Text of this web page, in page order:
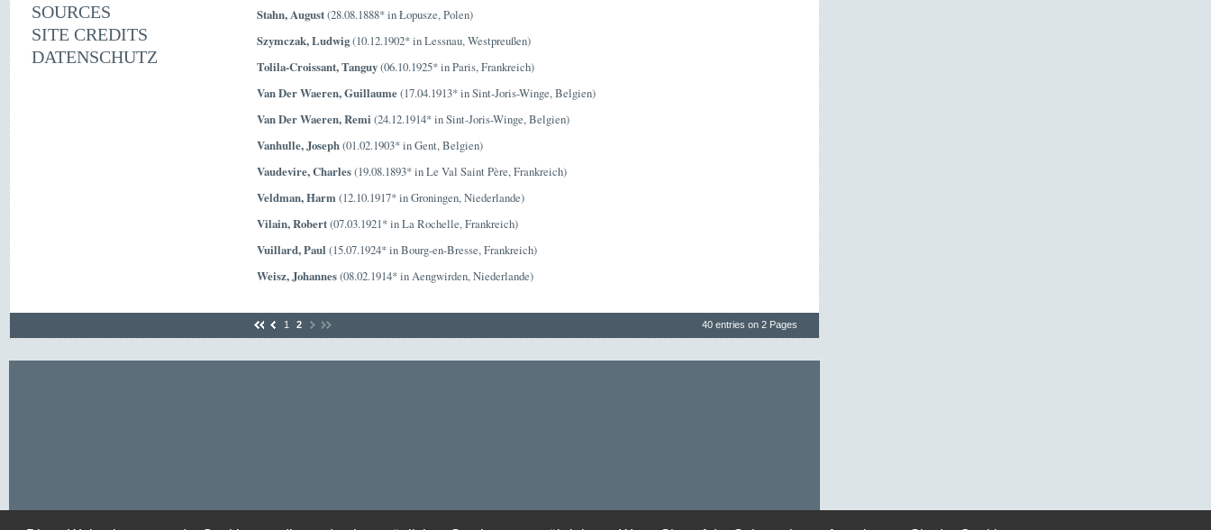
SOURCES
SITE CREDITS
DATENSCHUTZ
Stahn, August(28.08.1888* in Łopusze, Polen)
Szymczak, Ludwig(10.12.1902* in Lessnau, Westpreußen)
Tolila-Croissant, Tanguy(06.10.1925* in Paris, Frankreich)
Van Der Waeren, Guillaume(17.04.1913* in Sint-Joris-Winge, Belgien)
Van Der Waeren, Remi (24.12.1914* in Sint-Joris-Winge, Belgien)
Vanhulle, Joseph(01.02.1903* in Gent, Belgien)
Vaudevire, Charles(19.08.1893* in Le Val Saint Père, Frankreich)
Veldman, Harm(12.10.1917* in Groningen, Niederlande)
Vilain, Robert(07.03.1921* in La Rochelle, Frankreich)
Vuillard, Paul (15.07.1924* in Bourg-en-Bresse, Frankreich)
Weisz, Johannes(08.02.1914* in Aengwirden, Niederlande)
1 2 40 entries on 2 Pages